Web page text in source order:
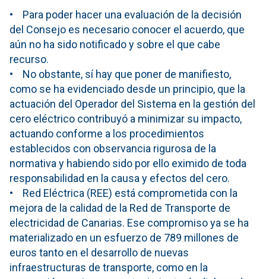
• Para poder hacer una evaluación de la decisión
del Consejo es necesario conocer el acuerdo, que
aún no ha sido notificado y sobre el que cabe
recurso.
• No obstante, sí hay que poner de manifiesto,
como se ha evidenciado desde un principio, que la
actuación del Operador del Sistema en la gestión del
cero eléctrico contribuyó a minimizar su impacto,
actuando conforme a los procedimientos
establecidos con observancia rigurosa de la
normativa y habiendo sido por ello eximido de toda
responsabilidad en la causa y efectos del cero.
• Red Eléctrica (REE) está comprometida con la
mejora de la calidad de la Red de Transporte de
electricidad de Canarias. Ese compromiso ya se ha
materializado en un esfuerzo de 789 millones de
euros tanto en el desarrollo de nuevas
infraestructuras de transporte, como en la